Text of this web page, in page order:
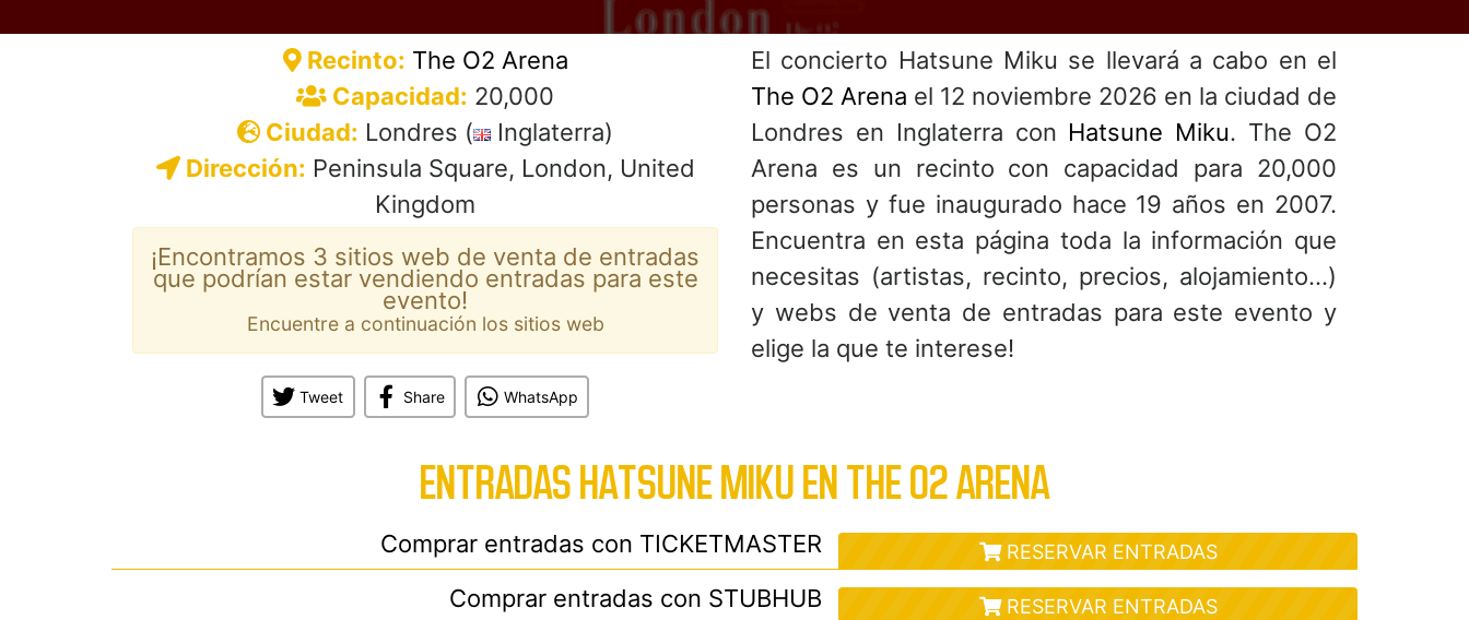
Recinto: The O2 Arena
Capacidad: 20,000
Ciudad: Londres (
Inglaterra)
Dirección: Peninsula Square, London, United
Kingdom
¡Encontramos 3 sitios web de venta de entradas
que podrían estar vendiendo entradas para este
evento!
Encuentre a continuación los sitios web
Tweet Share WhatsApp
El concierto Hatsune Miku se llevará a cabo en el
The O2 Arena el 12 noviembre 2026 en la ciudad de
Londres en Inglaterra con Hatsune Miku. The O2
Arena es un recinto con capacidad para 20,000
personas y fue inaugurado hace 19 años en 2007.
Encuentra en esta página toda la información que
necesitas (artistas, recinto, precios, alojamiento...)
y webs de venta de entradas para este evento y
elige la que te interese!
ENTRADAS HATSUNE MIKU EN THE O2 ARENA
Comprar entradas con TICKETMASTER RESERVAR ENTRADAS
Comprar entradas con STUBHUB RESERVAR ENTRADAS